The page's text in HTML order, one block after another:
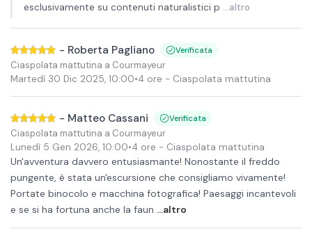
esclusivamente su contenuti naturalistici p ...altro
- Roberta Pagliano Verificata
Ciaspolata mattutina a Courmayeur
Martedì 30 Dic 2025, 10:00•4 ore - Ciaspolata mattutina
- Matteo Cassani Verificata
Ciaspolata mattutina a Courmayeur
Lunedì 5 Gen 2026, 10:00•4 ore - Ciaspolata mattutina
Un'avventura davvero entusiasmante! Nonostante il freddo
pungente, è stata un'escursione che consigliamo vivamente!
Portate binocolo e macchina fotografica! Paesaggi incantevoli
e se si ha fortuna anche la faun ...altro